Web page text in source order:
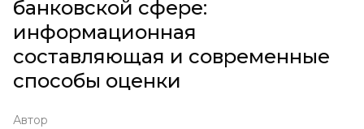
банковской сфере:
информационная
составляющая и современные
способы оценки
Автор